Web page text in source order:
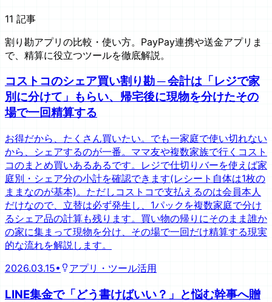
11 記事
割り勘アプリの比較・使い方。PayPay連携や送金アプリま
で、精算に役立つツールを徹底解説。
コストコのシェア買い割り勘 ─ 会計は「レジで家
別に分けて」もらい、帰宅後に現物を分けたその
場で一回精算する
お得だから、たくさん買いたい。でも一家庭で使い切れない
から、シェアするのが一番。ママ友や複数家族で行くコスト
コのまとめ買いあるあるです。レジで仕切りバーを使えば家
庭別・シェア分の小計を確認できます(レシート自体は1枚の
ままなのが基本)。ただしコストコで支払えるのは会員本人
だけなので、立替は必ず発生し、1パックを複数家庭で分け
るシェア品の計算も残ります。買い物の帰りにそのまま誰か
の家に集まって現物を分け、その場で一回だけ精算する現実
的な流れを解説します。
2026.03.15• アプリ・ツール活用
LINE集金で「どう書けばいい？」と悩む幹事へ贈